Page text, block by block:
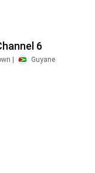
6
| Guyane